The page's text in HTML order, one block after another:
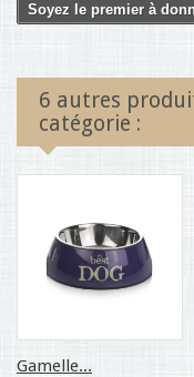
Soyez le premier à
6 autres
catégorie :
Gamelle...